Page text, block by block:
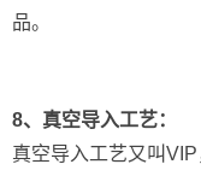
品。
8、真空导入工艺：
真空导入工艺又叫